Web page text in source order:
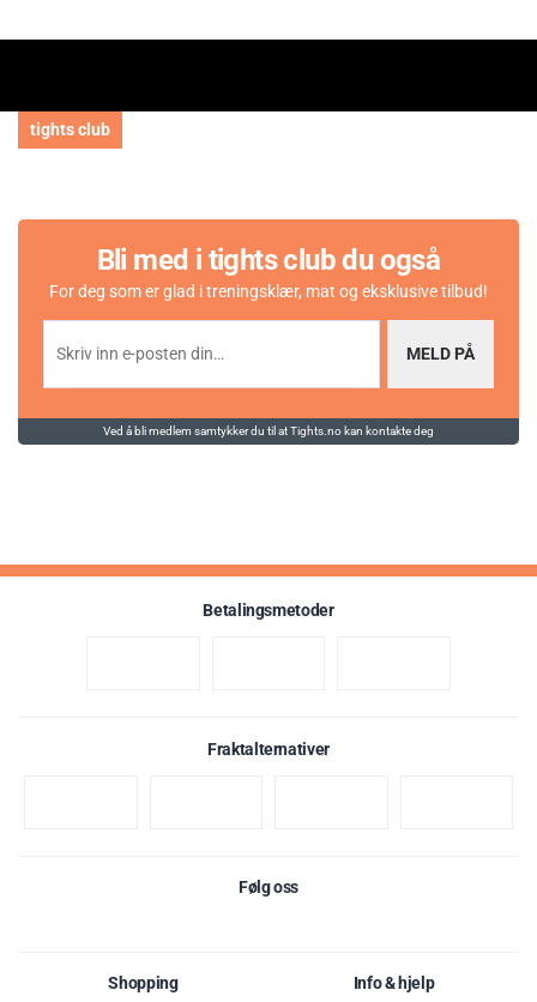
tights club
Bli med i tights club du også
For deg som er glad i treningsklær, mat og eksklusive tilbud!
MELD PÅ
Ved å bli medlem samtykker du til at Tights.no kan kontakte deg
Betalingsmetoder
Fraktalternativer
Følg oss
Shopping Info & hjelp